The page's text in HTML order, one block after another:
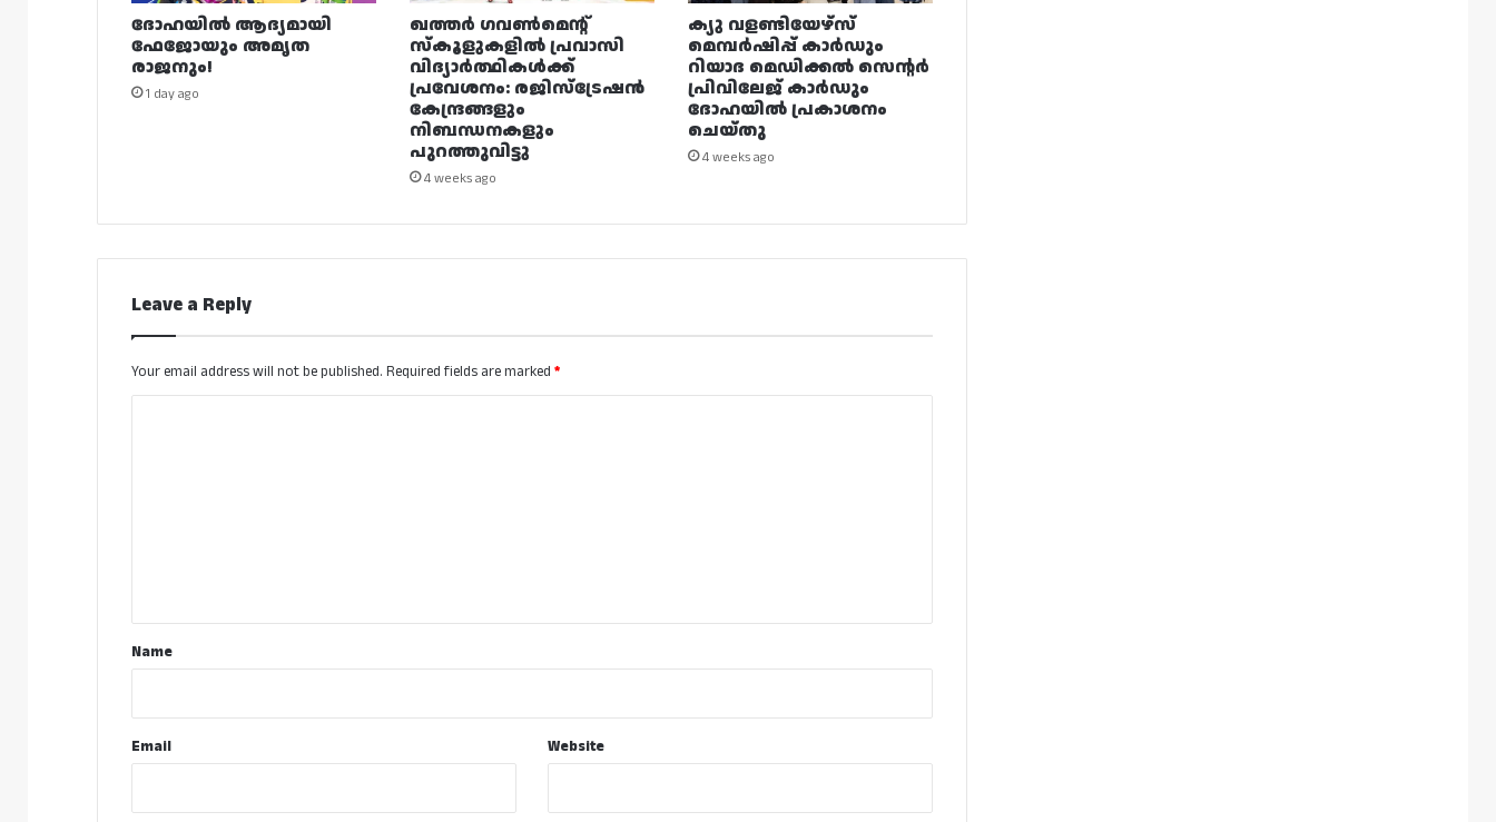
ദോഹയിൽ ആദ്യമായി
ഫേജോയും അമൃത
രാജനും!
1 day ago
ഖത്തർ ഗവൺമെന്റ്
സ്കൂളുകളിൽ പ്രവാസി
വിദ്യാർത്ഥികൾക്ക്
പ്രവേശനം: രജിസ്ട്രേഷൻ
കേന്ദ്രങ്ങളും
നിബന്ധനകളും
പുറത്തുവിട്ടു
4 weeks ago
ക്യു വളണ്ടിയേഴ്‌സ്
മെമ്പർഷിപ്പ് കാർഡും
റിയാദ മെഡിക്കൽ സെന്റർ
പ്രിവിലേജ് കാർഡും
ദോഹയിൽ പ്രകാശനം
ചെയ്തു
4 weeks ago
Leave a Reply
Your email address will not be published. Required fields are marked *
*Name
Email Website